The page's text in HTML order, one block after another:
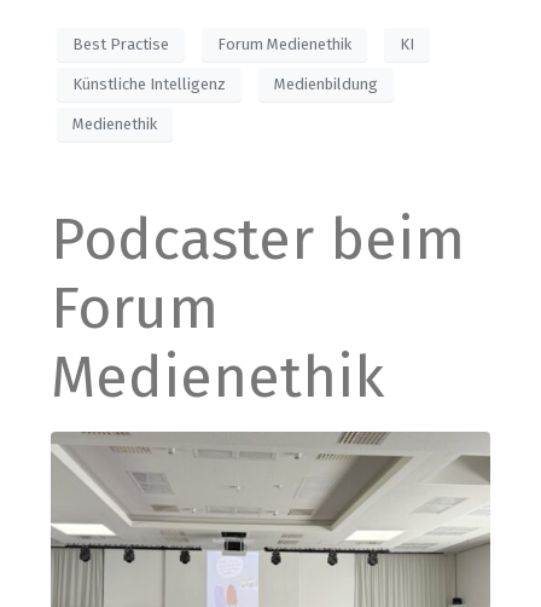
Best Practise Forum Medienethik KI
Künstliche Intelligenz Medienbildung
Medienethik
Podcaster beim
Forum
Medienethik